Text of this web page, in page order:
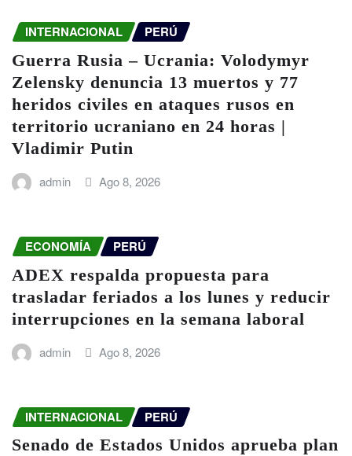
INTERNACIONAL PERÚ
Guerra Rusia – Ucrania: Volodymyr
Zelensky denuncia 13 muertos y 77
heridos civiles en ataques rusos en
territorio ucraniano en 24 horas |
Vladimir Putin
admin Ago 8, 2026
ECONOMÍA PERÚ
ADEX respalda propuesta para
trasladar feriados a los lunes y reducir
interrupciones en la semana laboral
admin Ago 8, 2026
INTERNACIONAL PERÚ
Senado de Estados Unidos aprueba plan